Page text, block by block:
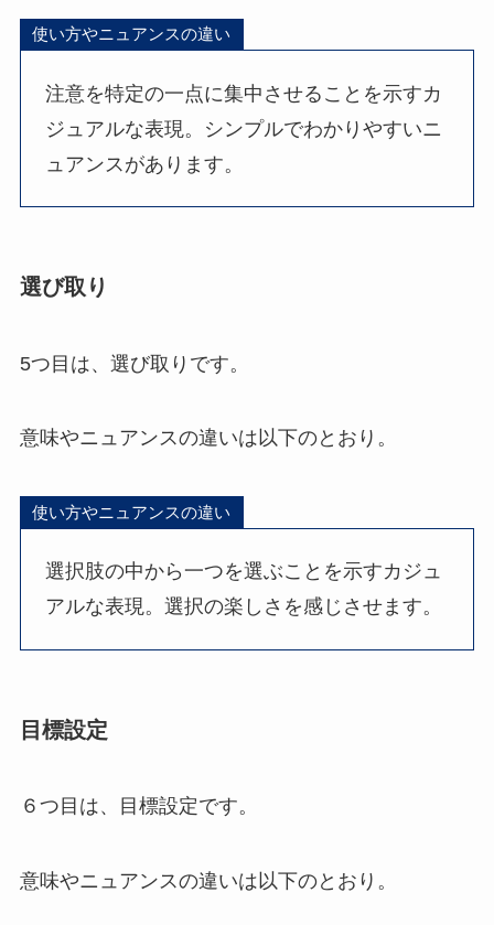
使い方やニュアンスの違い
注意を特定の一点に集中させることを示すカ
ジュアルな表現。シンプルでわかりやすいニ
ュアンスがあります。
選び取り
5つ目は、選び取りです。
意味やニュアンスの違いは以下のとおり。
使い方やニュアンスの違い
選択肢の中から一つを選ぶことを示すカジュ
アルな表現。選択の楽しさを感じさせます。
目標設定
６つ目は、目標設定です。
意味やニュアンスの違いは以下のとおり。